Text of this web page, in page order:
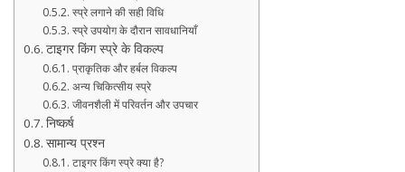
स्प्रे लगाने की सही विधि
स्प्रे उपयोग के दौरान सावधानियाँ
टाइगर किंग स्प्रे के विकल्प
प्राकृतिक और हर्बल विकल्प
अन्य चिकित्सीय स्प्रे
जीवनशैली में परिवर्तन और उपचार
निष्कर्ष
सामान्य प्रश्न
टाइगर किंग स्प्रे क्या है?